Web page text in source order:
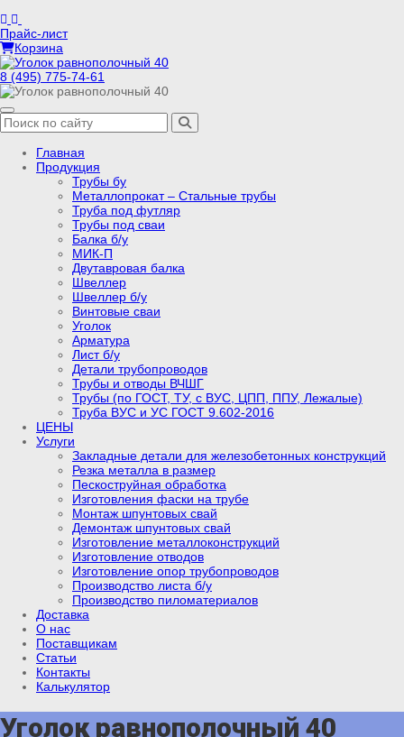
Прайс-лист
Корзина
8 (495) 775-74-61
Главная
Продукция
Трубы бу
Металлопрокат – Стальные трубы
Труба под футляр
Трубы под сваи
Балка б/у
МИК-П
Двутавровая балка
Швеллер
Швеллер б/у
Винтовые сваи
Уголок
Арматура
Лист б/у
Детали трубопроводов
Трубы и отводы ВЧШГ
Трубы (по ГОСТ, ТУ, с ВУС, ЦПП, ППУ, Лежалые)
Труба ВУС и УС ГОСТ 9.602-2016
ЦЕНЫ
Услуги
Закладные детали для железобетонных конструкций
Резка металла в размер
Пескоструйная обработка
Изготовления фаски на трубе
Монтаж шпунтовых свай
Демонтаж шпунтовых свай
Изготовление металлоконструкций
Изготовление отводов
Изготовление опор трубопроводов
Производство листа б/у
Производство пиломатериалов
Доставка
О нас
Поставщикам
Статьи
Контакты
Калькулятор
Уголок равнополочный 40